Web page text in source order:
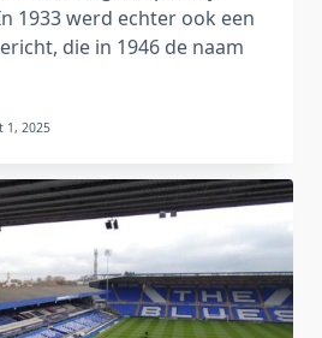
1933 werd echter ook een
die in 1946 de naam
1, 2025